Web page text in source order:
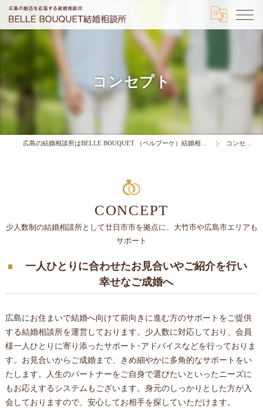
コンセプト
コンセプト
少人数制の結婚相談所として廿日市市を拠点に、大竹市や広島市エリアも
サポート
CONCEPT
一人ひとりに合わせたお見合いやご紹介を行い
幸せなご成婚へ
広島にお住まいで結婚へ向けて前向きに進む方のサポートをご提供
する結婚相談所を運営しております。少人数に対応しており、会員
様一人ひとりに寄り添ったサポート･アドバイスなどを行っておりま
す。お見合いからご成婚まで、きめ細やかに多角的なサポートをい
たします。人生のパートナーをご自身で選びたいといったニーズに
もお応えするシステムもございます。身元のしっかりとした方が入
会しておりますので、安心してお相手を探していただけます。